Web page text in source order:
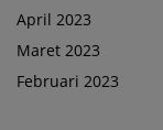
April 2023
Maret 2023
Februari 2023